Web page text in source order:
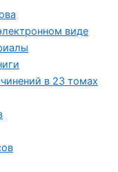
виде
в 23 томах